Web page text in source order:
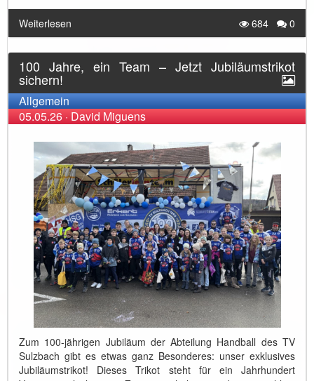
Weiterlesen 684 0
100 Jahre, ein Team – Jetzt Jubiläumstrikot
sichern!
Allgemein
05.05.26·David Miguens
Zum 100-jährigen Jubiläum der Abteilung Handball des TV
Sulzbach gibt es etwas ganz Besonderes: unser exklusives
Jubiläumstrikot! Dieses Trikot steht für ein Jahrhundert